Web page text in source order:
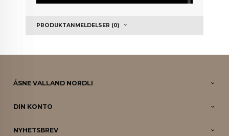
PRODUKTANMELDELSER (0)
ÅSNE VALLAND NORDLI
DIN KONTO
NYHETSBREV